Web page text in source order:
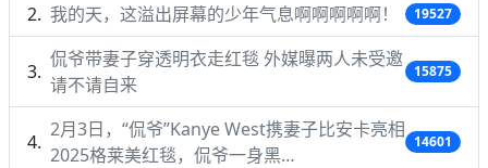
我的天，这溢出屏幕的少年气息啊啊啊啊啊！ 19527
侃爷带妻子穿透明衣走红毯 外媒曝两人未受邀
请不请自来
15875
2月3日，“侃爷”Kanye West携妻子比安卡亮相
2025格莱美红毯，侃爷一身黑…
14601